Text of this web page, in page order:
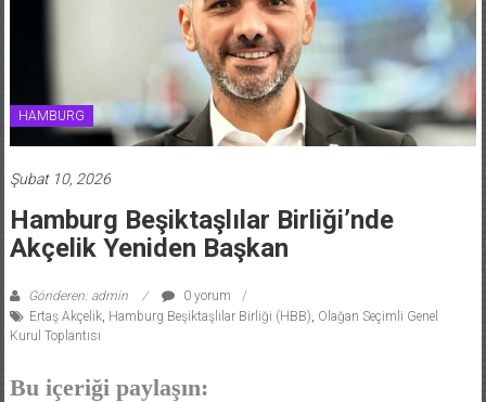
HAMBURG
Şubat 10, 2026
Hamburg Beşiktaşlılar Birliği’nde
Akçelik Yeniden Başkan
Gönderen: admin
0 yorum
Ertaş Akçelik, Hamburg Beşiktaşlılar Birliği (HBB) Olağan Seçimli Genel
Kurul Toplantısı
Bu içeriği paylaşın: